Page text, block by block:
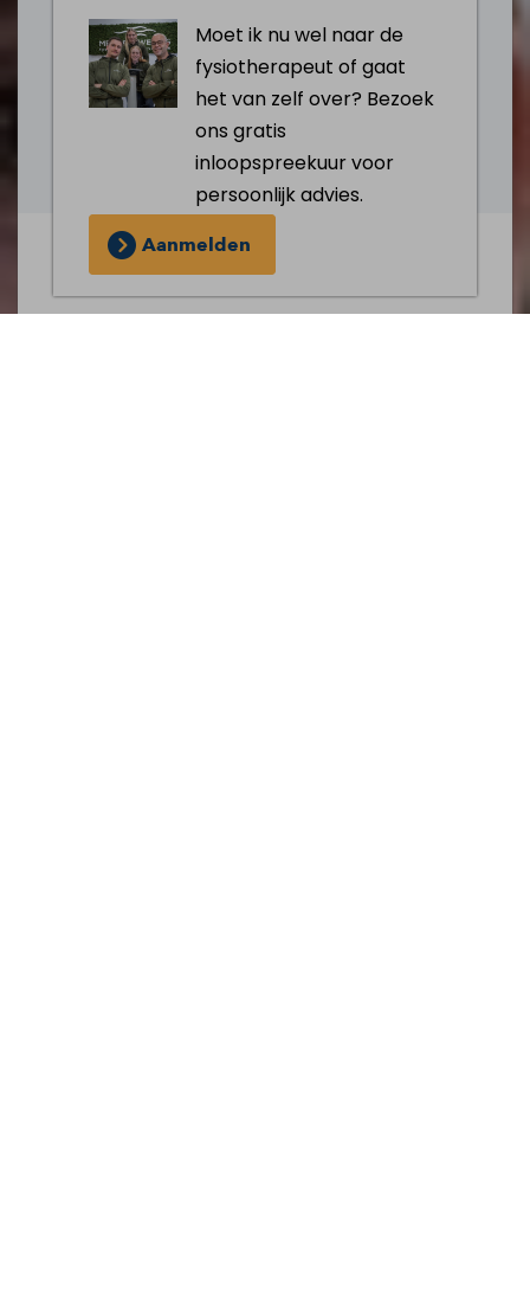
Moet ik nu wel naar de
fysiotherapeut of gaat
het van zelf over? Bezoek
ons gratis
inloopspreekuur voor
persoonlijk advies.
Aanmelden